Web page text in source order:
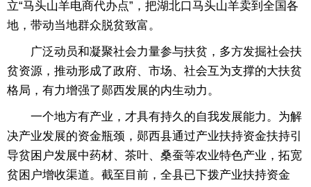
立“马头山羊电商代办点”，把湖北口马头山羊卖到全国各
地，带动当地群众脱贫致富。
广泛动员和凝聚社会力量参与扶贫，多方发掘社会扶
贫资源，推动形成了政府、市场、社会互为支撑的大扶贫
格局，有力增强了郧西发展的内生动力。
一个地方有产业，才具有持久的自我发展能力。为解
决产业发展的资金瓶颈，郧西县通过产业扶持资金扶持引
导贫困户发展中药材、茶叶、桑蚕等农业特色产业，拓宽
贫困户增收渠道。截至目前，全县已下拨产业扶持资金